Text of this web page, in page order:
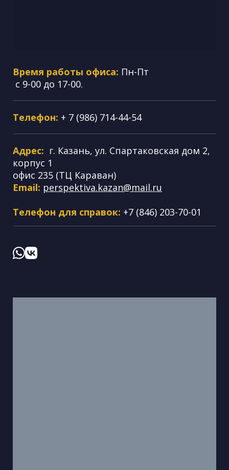
Время работы офиса: Пн-Пт
с 9-00 до 17-00.
Телефон: + 7 (986) 714-44-54
Адрес: г. Казань, ул. Спартаковская дом 2,
корпус 1
офис 235 (ТЦ Караван)
Email: perspektiva.kazan@mail.ru
Телефон для справок: +7 (846) 203-70-01